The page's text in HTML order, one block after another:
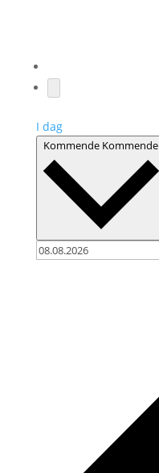
I dag
Kommende Kommende